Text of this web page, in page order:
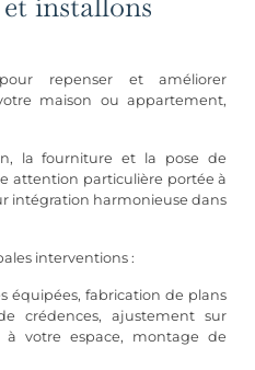
repenser et améliorer
maison ou appartement,
la fourniture et la pose de
attention particulière portée à
intégration harmonieuse dans
interventions :
équipées, fabrication de plans
crédences, ajustement sur
à votre espace, montage de